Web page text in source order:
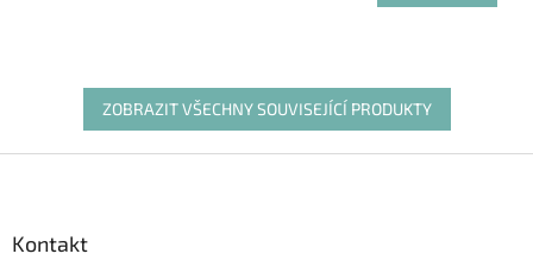
ZOBRAZIT VŠECHNY SOUVISEJÍCÍ PRODUKTY
Kontakt